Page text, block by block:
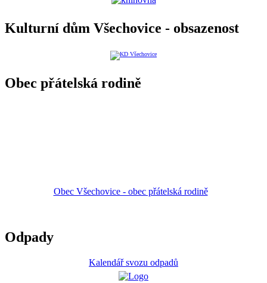
Kulturní dům Všechovice - obsazenost
Obec přátelská rodině
Obec Všechovice - obec přátelská rodině
Odpady
Kalendář svozu odpadů